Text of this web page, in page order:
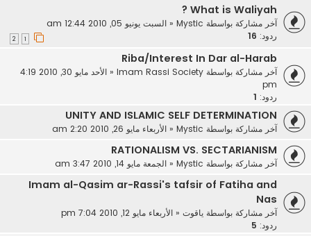
What is Waliyah ?
آخر مشاركة بواسطة Mystic
« السبت يونيو 05, 2010 12:44 am
ردود: 16
Riba/Interest In Dar al-Harab
آخر مشاركة بواسطة Imam Rassi Society
«
الأحد مايو 30, 2010 4:19
pm
ردود:
UNITY AND ISLAMIC SELF DETERMINATION‏
آخر مشاركة بواسطة Mystic
« الأربعاء مايو 26, 2010 2:20 am
RATIONALISM VS. SECTARIANISM
آخر مشاركة بواسطة Mystic
« الجمعة مايو 14, 2010 3:47 am
Imam al-Qasim ar-Rassi's tafsir of Fatiha and
Nas
آخر مشاركة بواسطة ياقوت« الأربعاء مايو 12, 2010 7:04 pm
ردود: 5